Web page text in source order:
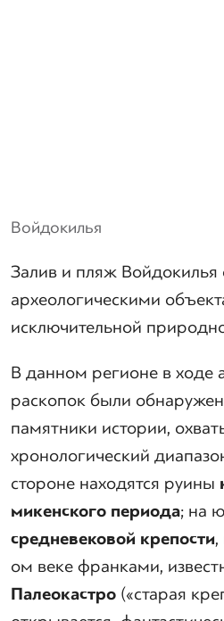
Войдокилья
Залив и пляж
археологическими
исключительной
В данном регионе в ходе
раскопок были
памятники истории,
хронологический
стороне находятся руины
микенского периода; на
средневековой крепости
ом веке франками,
Палеокастро («старая